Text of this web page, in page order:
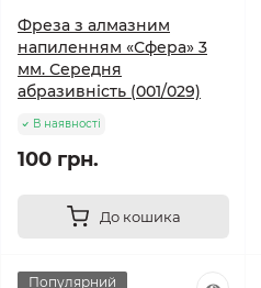
Фреза з алмазним
напиленням «Сфера» 3
мм. Середня
абразивність (001/029)
В наявності
100 грн.
До кошика
Популярний